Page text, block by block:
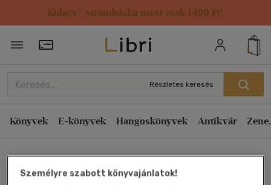
Kulacs / strandtáska most csak 1499 Ft!
Törzsvásárlói Kártya adatai
Részletes keresés
Könyvek E-könyvek Hangoskönyvek Antikvár
Carol S. Dweck
Rendezés
Kiadás éve szerint csökkenő
Ár szerint csökkenő
Eladott darabszám szerint csökkenő
Eladott darabszám szerint növekvő
Személyre szabott könyvajánlatok!